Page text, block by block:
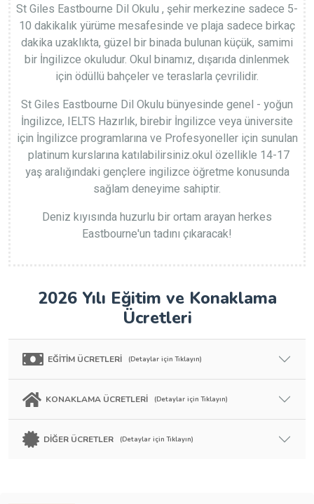
St Giles Eastbourne Dil Okulu , şehir merkezine sadece 5-
10 dakikalık yürüme mesafesinde ve plaja sadece birkaç
dakika uzaklıkta, güzel bir binada bulunan küçük, samimi
bir İngilizce okuludur. Okul binamız, dışarıda dinlenmek
için ödüllü bahçeler ve teraslarla çevrilidir.
St Giles Eastbourne Dil Okulu bünyesinde genel - yoğun
İngilizce, IELTS Hazırlık, birebir İngilizce veya üniversite
için İngilizce programlarına ve Profesyoneller için sunulan
platinum kurslarına katılabilirsiniz.okul özellikle 14-17
yaş aralığındaki gençlere ingilizce öğretme konusunda
sağlam deneyime sahiptir.
Deniz kıyısında huzurlu bir ortam arayan herkes
Eastbourne'un tadını çıkaracak!
2026 Yılı Eğitim ve Konaklama
Ücretleri
EĞİTİM ÜCRETLERİ (Detaylar için Tıklayın)
KONAKLAMA ÜCRETLERİ (Detaylar için Tıklayın)
DİĞER ÜCRETLER (Detaylar için Tıklayın)